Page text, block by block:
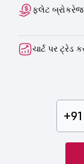
ફ્લેટ બ્રોકરેજ
ચાર્ટ પર ટ્રેડ
+91